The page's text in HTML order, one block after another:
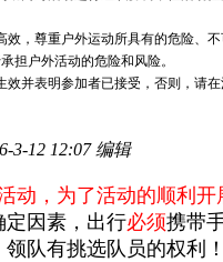
效，尊重户外运动所具有的危险、
担户外活动的危险和风险。
效并表明参加者已接受，否则，请
3-12 12:07 编辑
动，为了活动的顺利
定因素，出行必须携带
领队有挑选队员的权利